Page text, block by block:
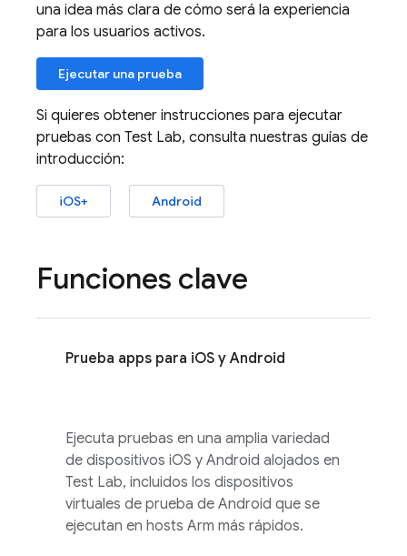
una idea más clara de cómo será la experiencia
para los usuarios activos.
Ejecutar una prueba
Si quieres obtener instrucciones para ejecutar
pruebas con Test Lab, consulta nuestras guías de
introducción:
iOS+ Android
Funciones clave
Prueba apps para iOS y Android
Ejecuta pruebas en una amplia variedad
de dispositivos iOS y Android alojados en
Test Lab, incluidos los dispositivos
virtuales de prueba de Android que se
ejecutan en hosts Arm más rápidos.